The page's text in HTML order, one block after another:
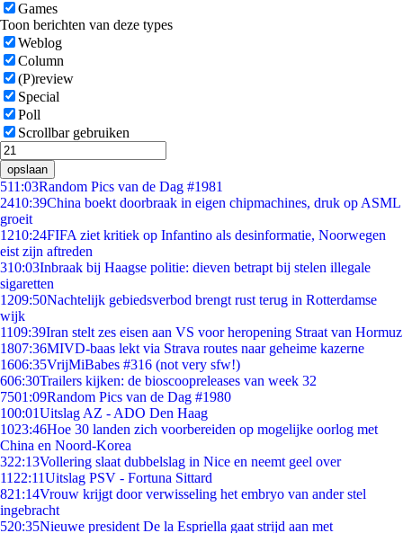
Games
Toon berichten van deze types
Weblog
Column
(P)review
Special
Poll
Scrollbar gebruiken
opslaan
511:03Random Pics van de Dag #1981
2410:39China boekt doorbraak in eigen chipmachines, druk op ASML
groeit
1210:24FIFA ziet kritiek op Infantino als desinformatie, Noorwegen
eist zijn aftreden
310:03Inbraak bij Haagse politie: dieven betrapt bij stelen illegale
sigaretten
1209:50Nachtelijk gebiedsverbod brengt rust terug in Rotterdamse
wijk
1109:39Iran stelt zes eisen aan VS voor heropening Straat van Hormuz
1807:36MIVD-baas lekt via Strava routes naar geheime kazerne
1606:35VrijMiBabes #316 (not very sfw!)
606:30Trailers kijken: de bioscoopreleases van week 32
7501:09Random Pics van de Dag #1980
100:01Uitslag AZ - ADO Den Haag
1023:46Hoe 30 landen zich voorbereiden op mogelijke oorlog met
China en Noord-Korea
322:13Vollering slaat dubbelslag in Nice en neemt geel over
11 22:11Uitslag PSV - Fortuna Sittard
821:14Vrouw krijgt door verwisseling het embryo van ander stel
ingebracht
520:35Nieuwe president De la Espriella gaat strijd aan met